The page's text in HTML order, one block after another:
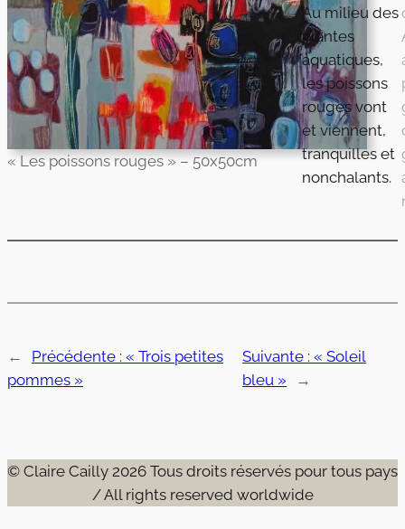
« Les poissons rouges » – 50x50cm
Au milieu des
plantes
aquatiques,
les poissons
rouges vont
et viennent,
tranquilles et
nonchalants.
← Précédente : « Trois petites
pommes »
Suivante :« Soleil
bleu »
→
© Claire Cailly 2026 Tous droits réservés pour tous pays
/ All rights reserved worldwide